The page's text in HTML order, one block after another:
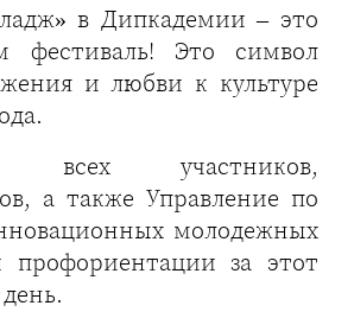
в Дипкадемии – это
фестиваль! Это символ
и любви к культуре
всех участников,
а также Управление по
молодежных
за этот